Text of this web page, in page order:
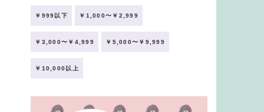
￥999以下 ￥1,000〜￥2,999
￥3,000〜￥4,999 ￥5,000〜￥9,999
￥10,000以上